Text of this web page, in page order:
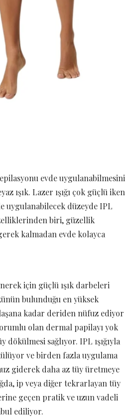
evde uygulanabilmesini
ışık. Lazer ışığı çok güçlü iken
uygulanabilecek düzeyde IPL
biri, güzellik
kalmadan evde kolayca
için güçlü ışık darbeleri
bulunduğu en yüksek
kadar deriden nüfuz ediyor
olan dermal papilayı yok
dökülmesi sağlıyor. IPL ışığıyla
ve birden fazla uygulama
giderek daha az tüy üretmeye
ip veya diğer tekrarlayan tüy
geçen pratik ve uzun vadeli
ediliyor.